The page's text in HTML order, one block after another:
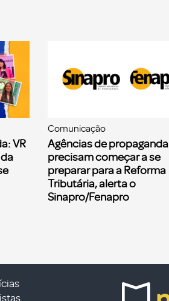
VR
Comunicação
Agências de propaganda
precisam começar a se
preparar para a Reforma
Tributária, alerta o
Sinapro/Fenapro